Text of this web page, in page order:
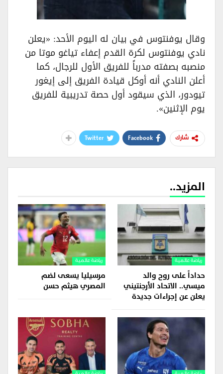
وقال يوفنتوس في بيان له اليوم الأحد: «يعلن
نادي يوفنتوس لكرة القدم إعفاء تياغو موتا من
منصبه بصفته مدرباً للفريق الأول للرجال، كما
أعلن النادي أنه أوكل قيادة الفريق إلى إيغور
تيودور، الذي سيقود أول حصة تدريبية للفريق
يوم الإثنين».
شارك Facebook
Twitter
المزيد..
رياضة عالمية
حداداً على روح والد
ميسي.. الاتحاد الأرجنتيني
يعلن عن إجراءات جديدة
رياضة عالمية
مرسيليا يسعى لضم
المصري هيثم حسن